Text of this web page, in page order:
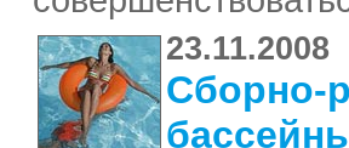
23.11.2008
Сбopнo-